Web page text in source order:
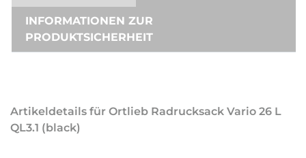
INFORMATIONEN ZUR
PRODUKTSICHERHEIT
Artikeldetails für Ortlieb Radrucksack Vario 26 L
QL3.1 (black)